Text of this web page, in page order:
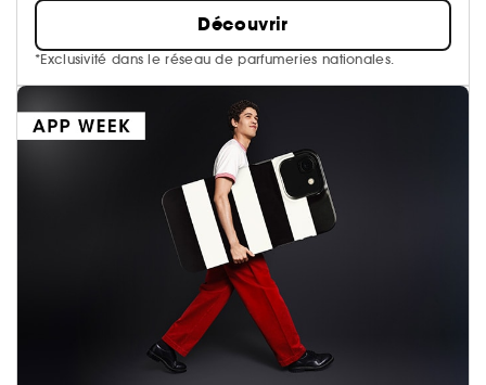
Découvrir
*Exclusivité dans le réseau de parfumeries nationales.